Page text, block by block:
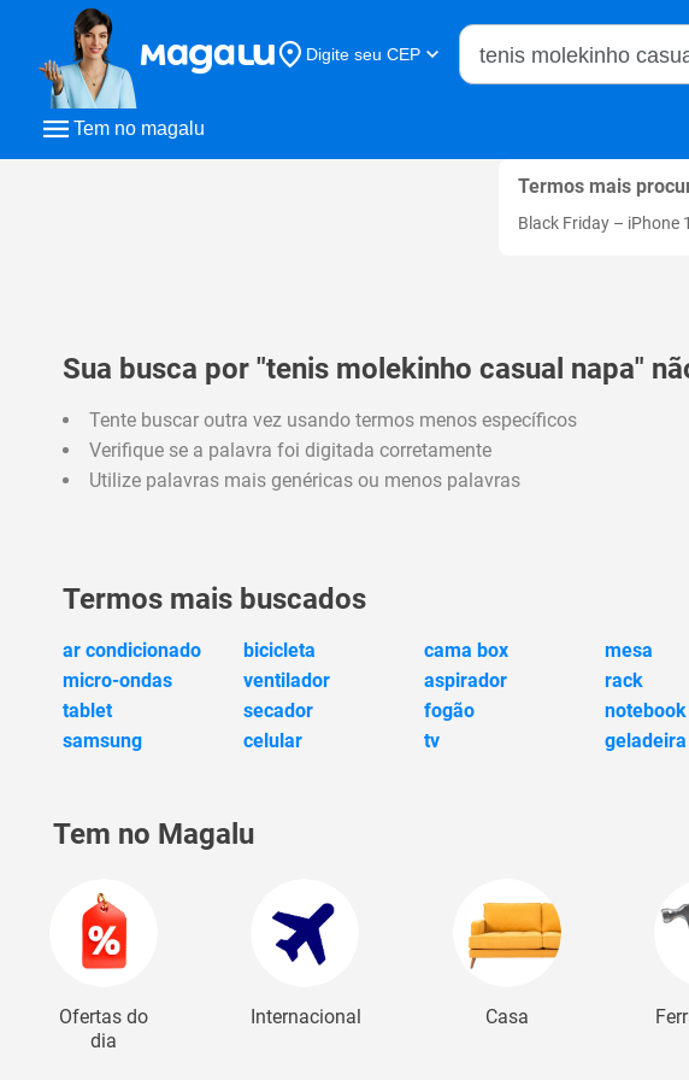
Tem no magalu
Digite seu CEP
Buscar no Magalu
Termos mais
Black Friday – iPhone
Sua busca por "tenis molekinho casual napa"
Tente buscar outra vez usando termos menos específicos
Verifique se a palavra foi digitada corretamente
Utilize palavras mais genéricas ou menos palavras
Termos mais buscados
ar condicionado bicicleta cama box mesa
micro-ondas
ventilador aspirador rack
tablet
secador fogão notebook
samsung
celular tv geladeira
Tem no Magalu
Ofertas do
dia
Internacional Casa